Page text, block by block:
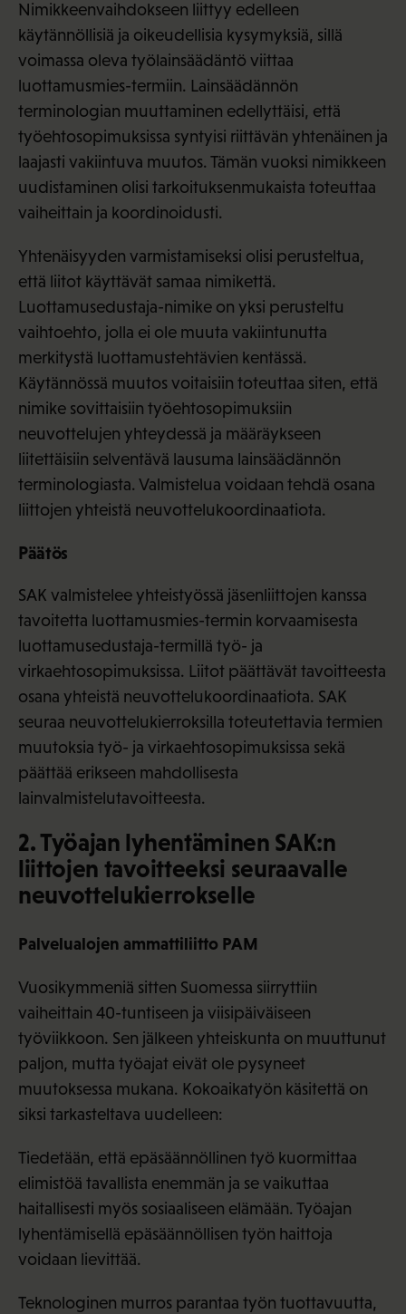
Nimikkeenvaihdokseen liittyy edelleen
käytännöllisiä ja oikeudellisia kysymyksiä, sillä
voimassa oleva työlainsäädäntö viittaa
luottamusmies-termiin. Lainsäädännön
terminologian muuttaminen edellyttäisi, että
työehtosopimuksissa syntyisi riittävän yhtenäinen ja
laajasti vakiintuva muutos. Tämän vuoksi nimikkeen
uudistaminen olisi tarkoituksenmukaista toteuttaa
vaiheittain ja koordinoidusti.
Yhtenäisyyden varmistamiseksi olisi perusteltua,
että liitot käyttävät samaa nimikettä.
Luottamusedustaja-nimike on yksi perusteltu
vaihtoehto, jolla ei ole muuta vakiintunutta
merkitystä luottamustehtävien kentässä.
Käytännössä muutos voitaisiin toteuttaa siten, että
nimike sovittaisiin työehtosopimuksiin
neuvottelujen yhteydessä ja määräykseen
liitettäisiin selventävä lausuma lainsäädännön
terminologiasta. Valmistelua voidaan tehdä osana
liittojen yhteistä neuvottelukoordinaatiota.
Päätös
SAK valmistelee yhteistyössä jäsenliittojen kanssa
tavoitetta luottamusmies-termin korvaamisesta
luottamusedustaja-termillä työ- ja
virkaehtosopimuksissa. Liitot päättävät tavoitteesta
osana yhteistä neuvottelukoordinaatiota. SAK
seuraa neuvottelukierroksilla toteutettavia termien
muutoksia työ- ja virkaehtosopimuksissa sekä
päättää erikseen mahdollisesta
lainvalmistelutavoitteesta.
2. Työajan lyhentäminen SAK:n
liittojen tavoitteeksi seuraavalle
neuvottelukierrokselle
Palvelualojen ammattiliitto PAM
Vuosikymmeniä sitten Suomessa siirryttiin
vaiheittain 40-tuntiseen ja viisipäiväiseen
työviikkoon. Sen jälkeen yhteiskunta on muuttunut
paljon, mutta työajat eivät ole pysyneet
muutoksessa mukana. Kokoaikatyön käsitettä on
siksi tarkasteltava uudelleen:
Tiedetään, että epäsäännöllinen työ kuormittaa
elimistöä tavallista enemmän ja se vaikuttaa
haitallisesti myös sosiaaliseen elämään. Työajan
lyhentämisellä epäsäännöllisen työn haittoja
voidaan lievittää.
Teknologinen murros parantaa työn tuottavuutta,